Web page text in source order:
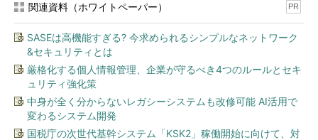
関連資料（ホワイトペーパー） PR
SASEは高機能すぎる? 今求められるシンプルなネットワーク
&セキュリティとは
厳格化する個人情報管理、企業が守るべき4つのルールとセキ
ュリティ強化策
中身が全く分からないレガシーシステムも改修可能 AI活用で
変わるシステム開発
国税庁の次世代基幹システム「KSK2」稼働開始に向けて、対